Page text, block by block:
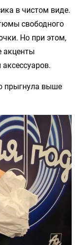
в чистом виде.
свободного
Но при этом,
акценты
прыгнула выше